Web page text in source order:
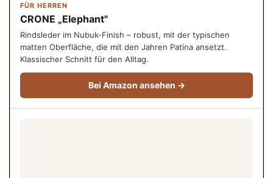
FÜR HERREN
CRONE „Elephant"
Rindsleder im Nubuk-Finish – robust, mit der typischen
matten Oberfläche, die mit den Jahren Patina ansetzt.
Klassischer Schnitt für den Alltag.
Bei Amazon ansehen →